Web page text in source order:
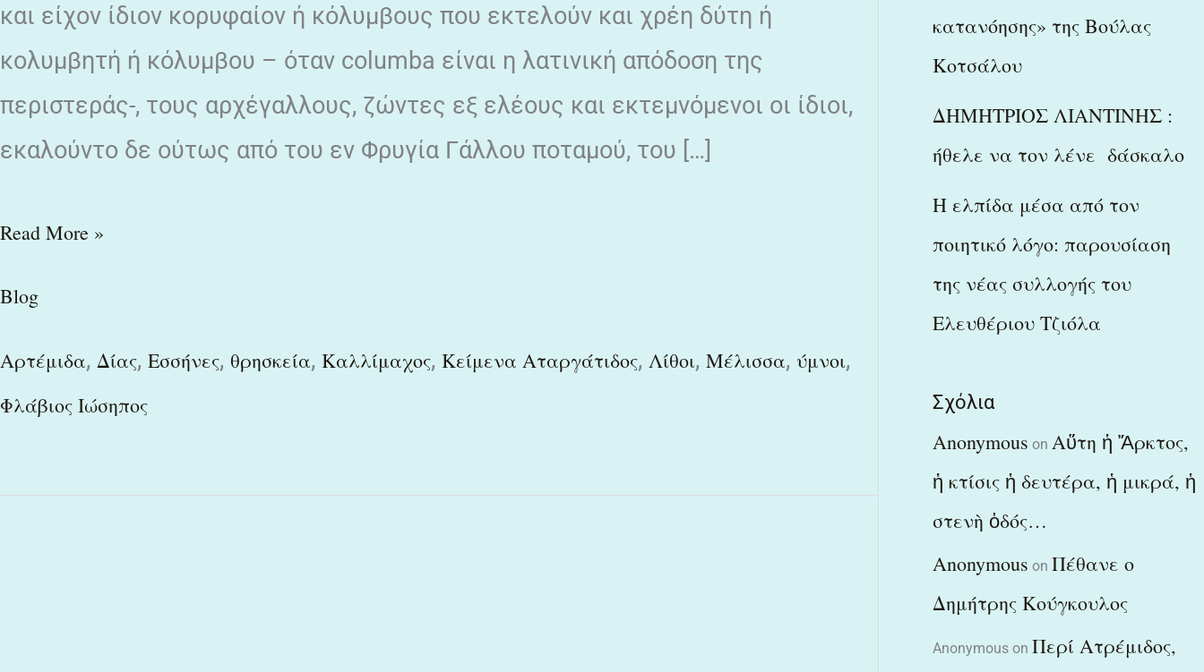
και είχον ίδιον κορυφαίον ή κόλυμβους που εκτελούν και χρέη δύτη ή
κολυμβητή ή κόλυμβου – όταν columba είναι η λατινική απόδοση της
περιστεράς-, τους αρχέγαλλους, ζώντες εξ ελέους και εκτεμνόμενοι οι ίδιοι,
εκαλούντο δε ούτως από του εν Φρυγία Γάλλου ποταμού, του […]
ἀνδρῶν.
Read More »
Blog
Αρτέμιδα, Δίας, Εσσήνες, θρησκεία, Καλλίμαχος, Κείμενα Αταργάτιδος, Λίθοι, Μέλισσα, ύμνοι,
Φλάβιος Ιώσηπος
κατανόησης» της Βούλας
Κοτσάλου
ΔΗΜΗΤΡΙΟΣ ΛΙΑΝΤΙΝΗΣ :
ήθελε να τον λένε δάσκαλο
Η ελπίδα μέσα από τον
ποιητικό λόγο: παρουσίαση
της νέας συλλογής του
Ελευθέριου Τζιόλα
Σχόλια
Anonymous on Αὕτη ἡ Ἄρκτος,
ἡ κτίσις ἡ δευτέρα, ἡ μικρά, ἡ
στενὴ ὁδός…
Anonymous on Πέθανε ο
Δημήτρης Κούγκουλος
Anonymous on Περί Ατρέμιδος,